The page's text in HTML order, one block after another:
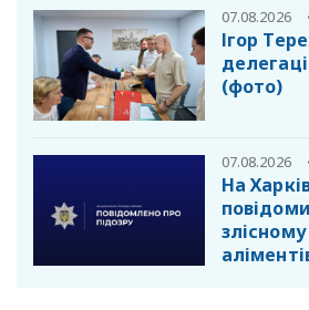
07.08.2026
Ігор
(фото)
07.08.2026
На